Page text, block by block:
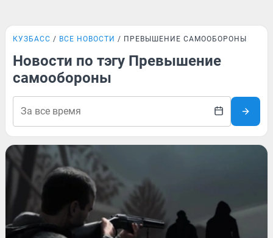
КУЗБАСС ВСЕ НОВОСТИ ПРЕВЫШЕНИЕ САМООБОРОНЫ
Новости по тэгу Превышение
самообороны